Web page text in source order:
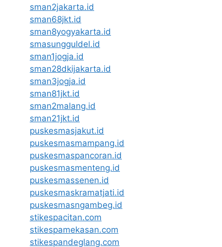
sman2jakarta.id
sman68jkt.id
sman8yogyakarta.id
smasungguldel.id
sman1jogja.id
sman28dkijakarta.id
sman3jogja.id
sman81jkt.id
sman2malang.id
sman21jkt.id
puskesmasjakut.id
puskesmasmampang.id
puskesmaspancoran.id
puskesmasmenteng.id
puskesmassenen.id
puskesmaskramatjati.id
puskesmasngambeg.id
stikespacitan.com
stikespamekasan.com
stikespandeglang.com